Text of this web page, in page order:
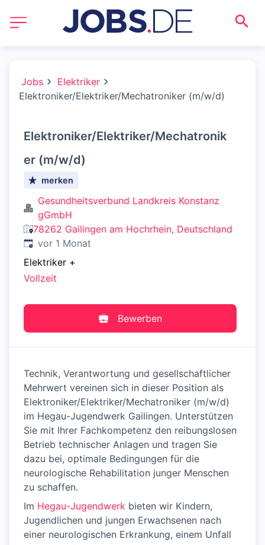
Jobs
Elektriker
Elektroniker/Elektriker/Mechatroniker (m/w/d)
Elektroniker/Elektriker/Mechatronik
er (m/w/d)
merken
Gesundheitsverbund Landkreis Konstanz
gGmbH
78262 Gailingen am Hochrhein, Deutschland
Veröffentlicht:
vor 1 Monat
Elektriker +
Vollzeit
Bewerben
Technik, Verantwortung und gesellschaftlicher
Mehrwert vereinen sich in dieser Position als
Elektroniker/Elektriker/Mechatroniker (m/w/d)
im Hegau-Jugendwerk Gailingen. Unterstützen
Sie mit Ihrer Fachkompetenz den reibungslosen
Betrieb technischer Anlagen und tragen Sie
dazu bei, optimale Bedingungen für die
neurologische Rehabilitation junger Menschen
zu schaffen.
Im Hegau-Jugendwerk bieten wir Kindern,
Jugendlichen und jungen Erwachsenen nach
einer neurologischen Erkrankung, einem Unfall